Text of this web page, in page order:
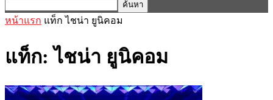
หน้าแรก แท็ก ไชน่า ยูนิคอม
แท็ก: ไชน่า ยูนิคอม